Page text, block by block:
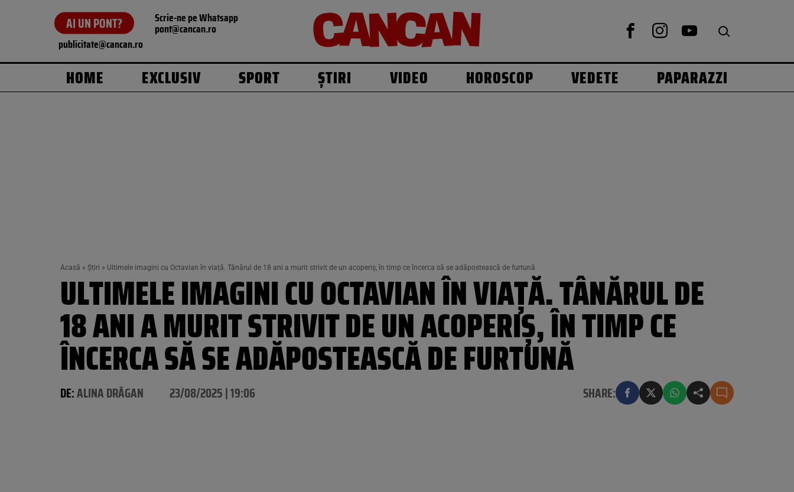
AI UN PONT? Scrie-ne pe Whatsapp
pont@cancan.ro
publicitate@cancan.ro
HOME EXCLUSIV SPORT ȘTIRI VIDEO HOROSCOP VEDETE PAPARAZZI
Acasă » Știri » Ultimele imagini cu Octavian în viață. Tânărul de 18 ani a murit strivit de un acoperiș, în timp ce încerca să se adăpostească de furtună
ULTIMELE IMAGINI CU OCTAVIAN ÎN VIAȚĂ. TÂNĂRUL DE
18 ANI A MURIT STRIVIT DE UN ACOPERIȘ, ÎN TIMP CE
ÎNCERCA SĂ SE ADĂPOSTEASCĂ DE FURTUNĂ
DE:ALINA DRĂGAN 23/08/2025 | 19:06 SHARE: